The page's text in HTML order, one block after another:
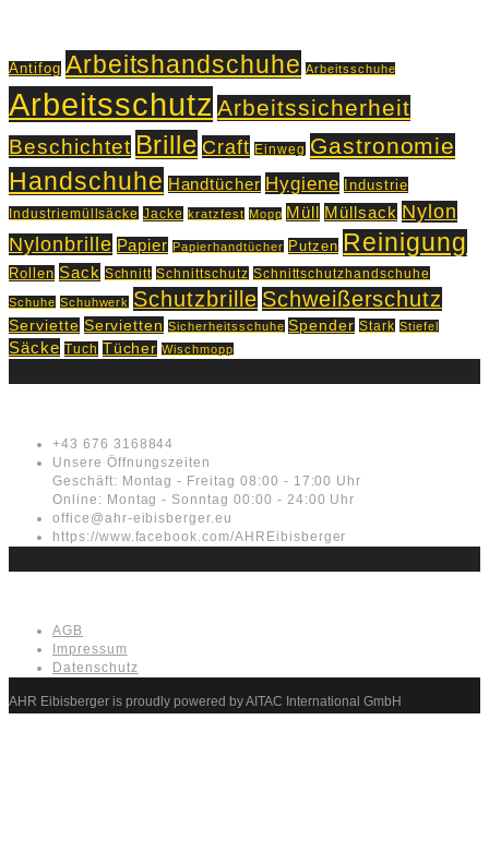
Antifog Arbeitshandschuhe Arbeitsschuhe
Arbeitsschutz Arbeitssicherheit
Beschichtet Brille Craft Einweg Gastronomie
Handschuhe Handtücher Hygiene Industrie
Industriemüllsäcke Jacke kratzfest Mopp Müll Müllsack Nylon
Nylonbrille Papier Papierhandtücher Putzen Reinigung
Rollen Sack Schnitt Schnittschutz Schnittschutzhandschuhe
Schuhe Schuhwerk Schutzbrille Schweißerschutz
Serviette Servietten Sicherheitsschuhe Spender Stark Stiefel
Säcke Tuch Tücher Wischmopp
+43 676 3168844
Unsere Öffnungszeiten
Geschäft: Montag - Freitag 08:00 - 17:00 Uhr
Online: Montag - Sonntag 00:00 - 24:00 Uhr
office@ahr-eibisberger.eu
https://www.facebook.com/AHREibisberger
AGB
Impressum
Datenschutz
AHR Eibisberger is proudly powered by AITAC International GmbH